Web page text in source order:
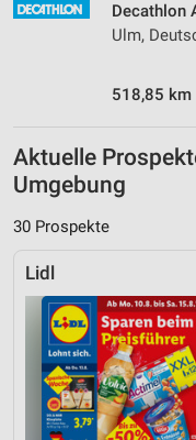
Decathlon
Ulm,
518,85 km
Aktuelle
Umgebung
30 Prospekte
Lidl